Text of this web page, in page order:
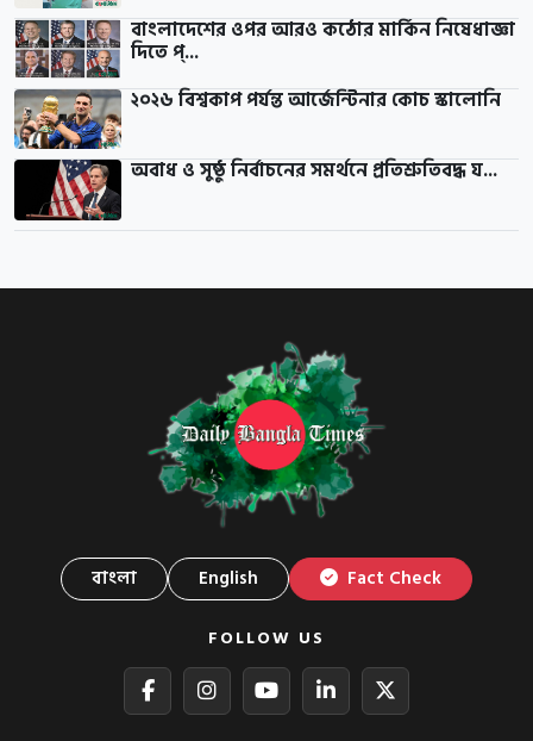
বাংলাদেশের ওপর আরও কঠোর মার্কিন নিষেধাজ্ঞা
দিতে প্...
২০২৬ বিশ্বকাপ পর্যন্ত আর্জেন্টিনার কোচ স্কালোনি
অবাধ ও সুষ্ঠু নির্বাচনের সমর্থনে প্রতিশ্রুতিবদ্ধ য...
বাংলা English Fact Check
FOLLOW US